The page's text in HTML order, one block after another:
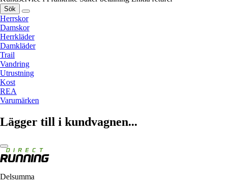
Sök
Herrskor
Damskor
Herrkläder
Damkläder
Trail
Vandring
Utrustning
Kost
REA
Varumärken
Lägger till i kundvagnen...
Delsumma